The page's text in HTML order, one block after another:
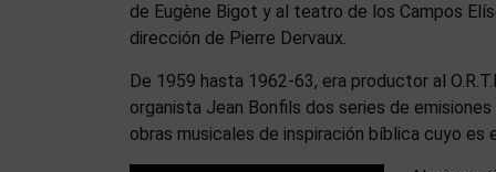
de Eugène Bigot y al teatro de los Campos
dirección de Pierre Dervaux.
De 1959 hasta 1962-63, era productor al
organista Jean Bonfils dos series de
obras musicales de inspiración bíblica cuyo es